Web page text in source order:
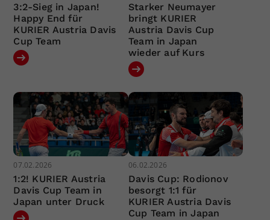
3:2-Sieg in Japan!
Happy End für
KURIER Austria Davis
Cup Team
Starker Neumayer
bringt KURIER
Austria Davis Cup
Team in Japan
wieder auf Kurs
07.02.2026
1:2! KURIER Austria
Davis Cup Team in
Japan unter Druck
06.02.2026
Davis Cup: Rodionov
besorgt 1:1 für
KURIER Austria Davis
Cup Team in Japan